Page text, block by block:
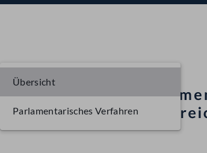
Übersicht
Parlamentarisches Verfahren